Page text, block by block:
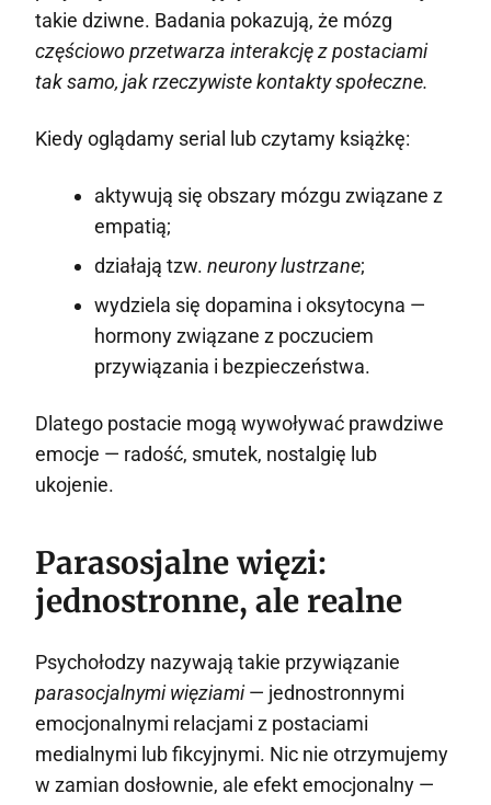
takie dziwne. Badania pokazują, że mózg
częściowo przetwarza interakcję z postaciami
tak samo, jak rzeczywiste kontakty społeczne.
Kiedy oglądamy serial lub czytamy książkę:
aktywują się obszary mózgu związane z
empatią;
działają tzw. neurony lustrzane;
wydziela się dopamina i oksytocyna —
hormony związane z poczuciem
przywiązania i bezpieczeństwa.
Dlatego postacie mogą wywoływać prawdziwe
emocje — radość, smutek, nostalgię lub
ukojenie.
Parasosjalne więzi:
jednostronne, ale realne
Psychołodzy nazywają takie przywiązanie
parasocjalnymi więziami— jednostronnymi
emocjonalnymi relacjami z postaciami
medialnymi lub fikcyjnymi. Nic nie otrzymujemy
w zamian dosłownie, ale efekt emocjonalny —